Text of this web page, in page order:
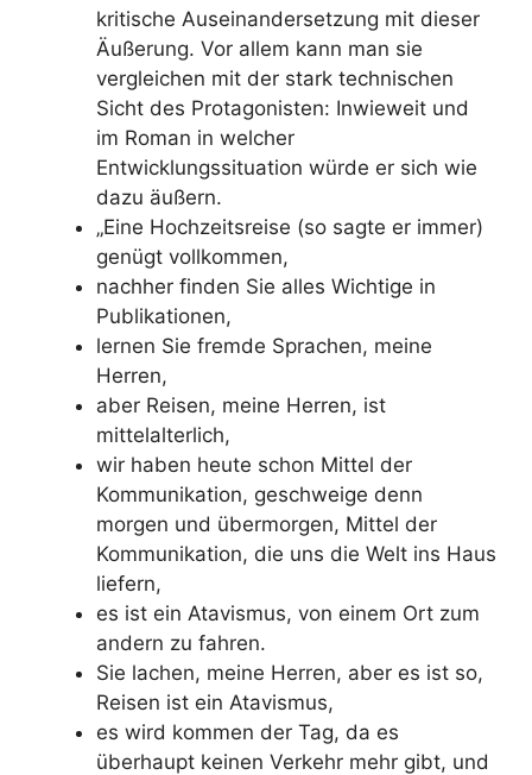
kritische Auseinandersetzung mit dieser
Äußerung. Vor allem kann man sie
vergleichen mit der stark technischen
Sicht des Protagonisten: Inwieweit und
im Roman in welcher
Entwicklungssituation würde er sich wie
dazu äußern.
„Eine Hochzeitsreise (so sagte er immer)
genügt vollkommen,
nachher finden Sie alles Wichtige in
Publikationen,
lernen Sie fremde Sprachen, meine
Herren,
aber Reisen, meine Herren, ist
mittelalterlich,
wir haben heute schon Mittel der
Kommunikation, geschweige denn
morgen und übermorgen, Mittel der
Kommunikation, die uns die Welt ins Haus
liefern,
es ist ein Atavismus, von einem Ort zum
andern zu fahren.
Sie lachen, meine Herren, aber es ist so,
Reisen ist ein Atavismus,
es wird kommen der Tag, da es
überhaupt keinen Verkehr mehr gibt, und